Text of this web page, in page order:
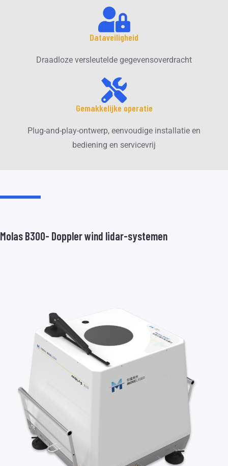
Dataveiligheid
Draadloze versleutelde gegevensoverdracht
Gemakkelijke operatie
Plug-and-play-ontwerp, eenvoudige installatie en
bediening en servicevrij
Molas B300- Doppler wind lidar-systemen